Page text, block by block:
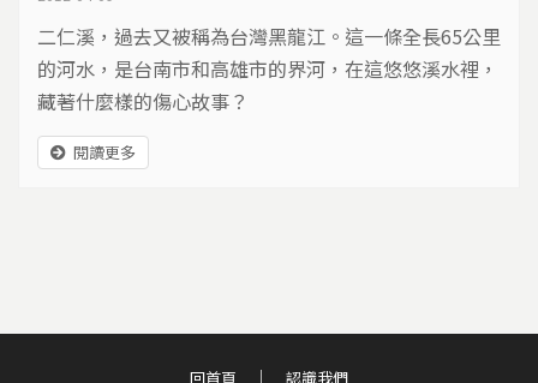
二仁溪，過去又被稱為台灣黑龍江。這一條全長65公里
的河水，是台南市和高雄市的界河，在這悠悠溪水裡，
藏著什麼樣的傷心故事？
閱讀更多
回首頁 認識我們